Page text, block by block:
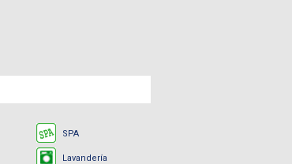
SPA
Lavandería